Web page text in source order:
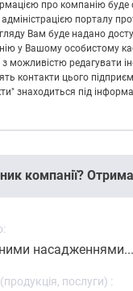
про компанію буде
порталу
Вам буде надано
у Вашому особистому
з можливістю редагувати
контакти цього
знаходиться під
компанії?
насадженнями...
послуги) :